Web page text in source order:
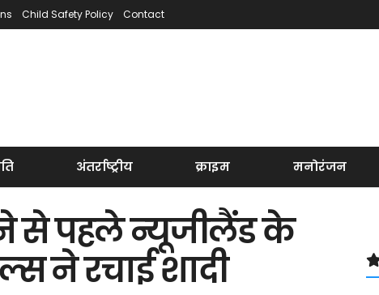
Child Safety Policy Contact
अंतर्राष्ट्रीय क्राइम मनोरंजन
से पहले न्‍यूजीलैंड के
ने रचाई शादी